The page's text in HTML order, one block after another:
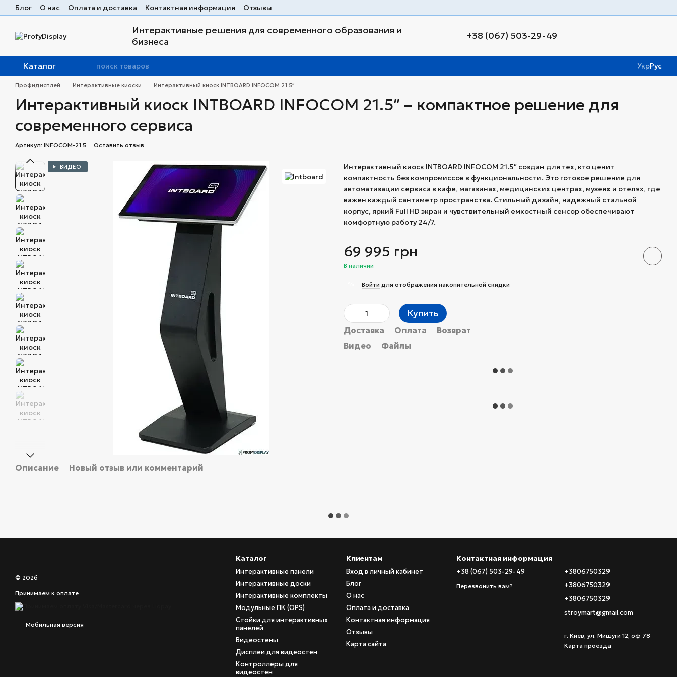
Перейти к основному контенту
Блог О нас Оплата и доставка Контактная информация Отзывы
Интерактивные решения для современного образования и
бизнеса
+38 (067) 503-29-49
Каталог УкрРус
Профидисплей Интерактивные киоски Интерактивный киоск INTBOARD INFOCOM 21.5″
Интерактивный киоск INTBOARD INFOCOM 21.5″ – компактное решение для
современного сервиса
Артикул: INFOCOM-21.5 Оставить отзыв
ВИДЕО
Интерактивный киоск INTBOARD INFOCOM 21.5″ создан для тех, кто ценит
компактность без компромиссов в функциональности. Это готовое решение для
автоматизации сервиса в кафе, магазинах, медицинских центрах, музеях и отелях, где
важен каждый сантиметр пространства. Стильный дизайн, надежный стальной
корпус, яркий Full HD экран и чувствительный емкостный сенсор обеспечивают
комфортную работу 24/7.
69 995 грн
В наличии
Войти для отображения накопительной скидки
Купить
Доставка Оплата
Возврат
Видео
Файлы
Описание Новый отзыв или комментарий
© 2026
Принимаем к оплате
Мобильная версия
Каталог
Интерактивные панели
Интерактивные доски
Интерактивные комплекты
Модульные ПК (OPS)
Стойки для интерактивных
панелей
Видеостены
Дисплеи для видеостен
Контроллеры для
видеостен
Клиентам
Вход в личный кабинет
Блог
О нас
Оплата и доставка
Контактная информация
Отзывы
Карта сайта
Контактная информация
+38 (067) 503-29-49
Перезвонить вам?
+3806750329
+3806750329
+3806750329
stroymart@gmail.com
г. Киев, ул. Мишуги 12, оф 78
Карта проезда